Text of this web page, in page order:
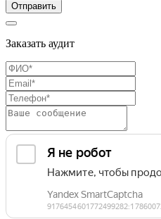
Отправить
Заказать аудит